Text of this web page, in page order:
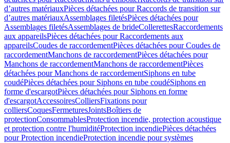
d’autres matériauxPièces détachées pour Raccords de transition sur
d’autres matériauxAssemblages filetésPièces détachées pour
Assemblages filetésAssemblages de brideCollerettesRaccordements
aux appareilsPièces détachées pour Raccordements aux
appareilsCoudes de raccordementPièces détachées pour Coudes de
raccordementManchons de raccordementPièces détachées pour
Manchons de raccordementManchons de raccordementPièces
détachées pour Manchons de raccordementSiphons en tube
coudéPièces détachées pour Siphons en tube coudéSiphons en
forme d'escargotPièces détachées pour Siphons en forme
d'escargotAccessoiresColliersFixations pour
colliersCoquesFermeturesJointsBoîtiers de
protectionConsommablesProtection incendie, protection acoustique
et protection contre l'humiditéProtection incendiePièces détachées
pour Protection incendieProtection incendie pour systèmes